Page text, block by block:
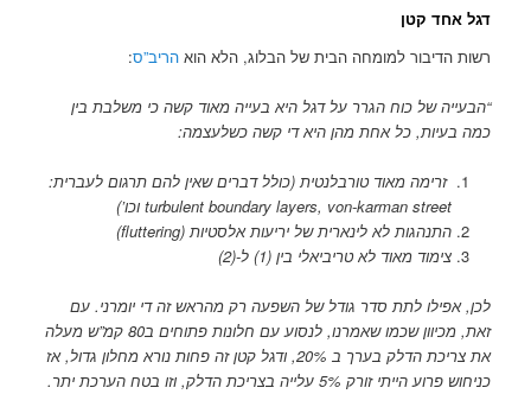
דגל אחד קטן
רשות הדיבור למומחה הבית של הבלוג, הלא הואהריב”ס:
“הבעייה של כוח הגרר על דגל היא בעייה מאוד קשה כי משלבת בין
כמה בעיות, כל אחת מהן היא די קשה כשלעצמה:
זרימה מאוד טורבלנטית (כולל דברים שאין להם תרגום לעברית:
turbulent boundary layers, von-karman street וכו’)
התנהגות לא לינארית של יריעות אלסטיות (fluttering)
צימוד מאוד לא טריביאלי בין (1) ל-(2)
לכן, אפילו לתת סדר גודל של השפעה רק מהראש זה די יומרני. עם
זאת, מכיוון שכמו שאמרנו, לנסוע עם חלונות פתוחים ב80 קמ”ש מעלה
את צריכת הדלק בערך ב 20%, ודגל קטן זה פחות נורא מחלון גדול, אז
כניחוש פרוע הייתי זורק 5% עלייה בצריכת הדלק, וזו בטח הערכת יתר.